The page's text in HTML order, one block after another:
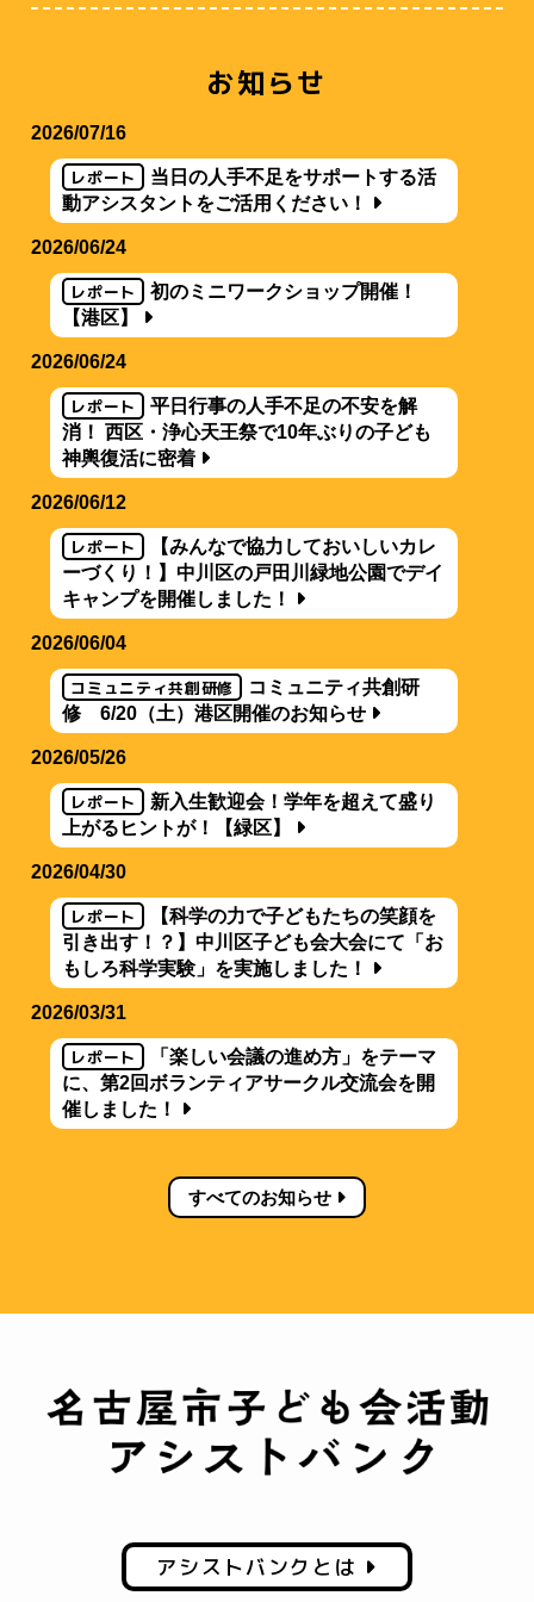
お知らせ
2026/07/16
レポート
当日の人手不足をサポートする活
動アシスタントをご活用ください！
2026/06/24
レポート
初のミニワークショップ開催！
【港区】
2026/06/24
レポート
平日行事の人手不足の不安を解
消！ 西区・浄心天王祭で10年ぶりの子ども
神輿復活に密着
2026/06/12
レポート
【みんなで協力しておいしいカレ
ーづくり！】中川区の戸田川緑地公園でデイ
キャンプを開催しました！
2026/06/04
コミュニティ共創研修
コミュニティ共創研
修 6/20（土）港区開催のお知らせ
2026/05/26
レポート
新入生歓迎会！学年を超えて盛り
上がるヒントが！【緑区】
2026/04/30
レポート
【科学の力で子どもたちの笑顔を
引き出す！？】中川区子ども会大会にて「お
もしろ科学実験」を実施しました！
2026/03/31
レポート
「楽しい会議の進め方」をテーマ
に、第2回ボランティアサークル交流会を開
催しました！
すべてのお知らせ
アシストバンクとは